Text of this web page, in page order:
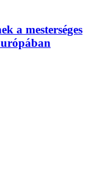
a mesterséges